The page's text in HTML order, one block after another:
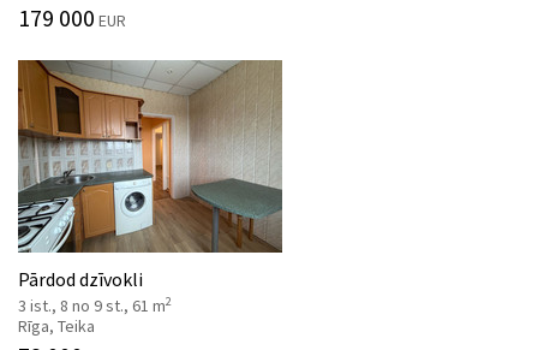
179 000 EUR
Pārdod dzīvokli
3 ist., 8 no 9 st., 61 m2
Rīga, Teika